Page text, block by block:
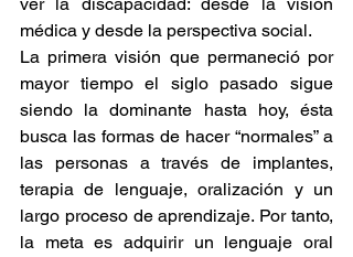
médica y desde la perspectiva social.
La primera visión que permaneció por
mayor tiempo el siglo pasado sigue
siendo la dominante hasta hoy, ésta
busca las formas de hacer “normales” a
las personas a través de implantes,
terapia de lenguaje, oralización y un
largo proceso de aprendizaje. Por tanto,
la meta es adquirir un lenguaje oral